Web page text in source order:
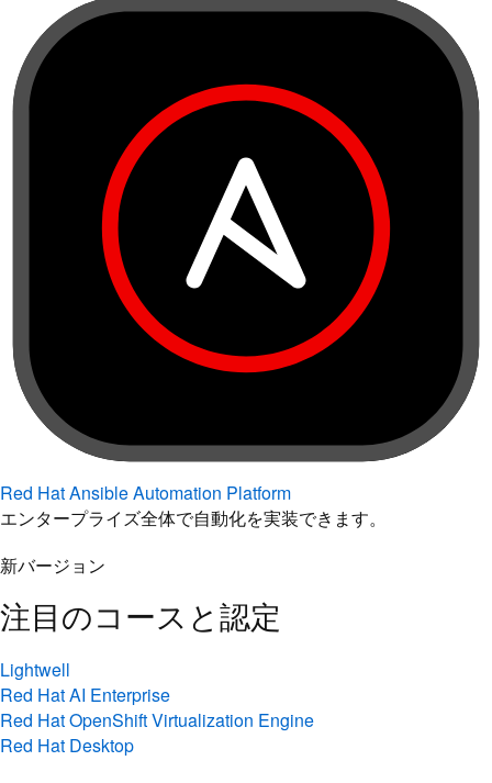
Red Hat Ansible Automation Platform
エンタープライズ全体で自動化を実装できます。
新バージョン
注目のコースと認定
Lightwell
Red Hat AI Enterprise
Red Hat OpenShift Virtualization Engine
Red Hat Desktop